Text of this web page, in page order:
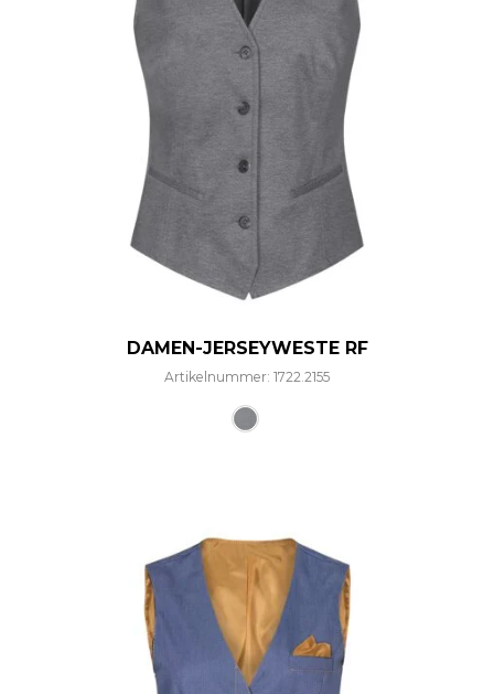
DAMEN-JERSEYWESTE RF
Artikelnummer: 1722.2155